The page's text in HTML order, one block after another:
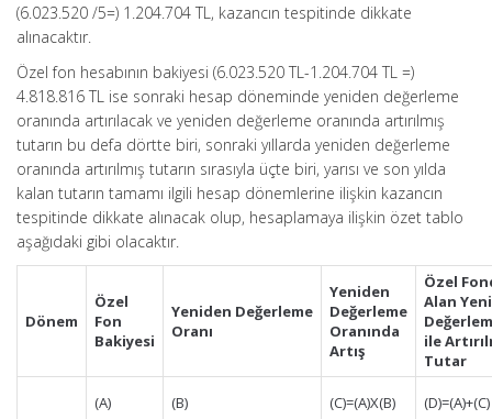
(6.023.520 /5=) 1.204.704 TL, kazancın tespitinde dikkate
alınacaktır.
Özel fon hesabının bakiyesi (6.023.520 TL-1.204.704 TL =)
4.818.816 TL ise sonraki hesap döneminde yeniden değerleme
oranında artırılacak ve yeniden değerleme oranında artırılmış
tutarın bu defa dörtte biri, sonraki yıllarda yeniden değerleme
oranında artırılmış tutarın sırasıyla üçte biri, yarısı ve son yılda
kalan tutarın tamamı ilgili hesap dönemlerine ilişkin kazancın
tespitinde dikkate alınacak olup, hesaplamaya ilişkin özet tablo
aşağıdaki gibi olacaktır.
Dönem
Özel
Fon
Bakiyesi
Yeniden Değerleme
Oranı
Yeniden
Değerleme
Oranında
Artış
Özel
Alan
ile
Tutar
(A) (B) (C)=(A)X(B) (D)=(A)+(C)